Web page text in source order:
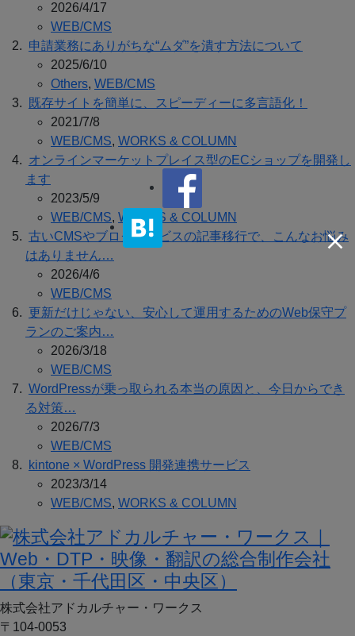
2026/4/17
WEB/CMS
申請業務にありがちな“ムダ”を潰す方法について
2025/6/10
Others, WEB/CMS
既存サイトを簡単に、スピーディーに多言語化！
2021/7/8
WEB/CMS, WORKS & COLUMN
オンラインマーケットプレイス型のECショップを開発し
ます
2023/5/9
WEB/CMS, WORKS & COLUMN
古いCMSやブログサービスの記事移行で、こんなお悩み
はありません…
2026/4/6
WEB/CMS
更新だけじゃない、安心して運用するためのWeb保守プ
ランのご案内…
2026/3/18
WEB/CMS
WordPressが乗っ取られる本当の原因と、今日からでき
る対策…
2026/7/3
WEB/CMS
kintone × WordPress 開発連携サービス
2023/3/14
WEB/CMS, WORKS & COLUMN
株式会社アドカルチャー・ワークス
〒104-0053